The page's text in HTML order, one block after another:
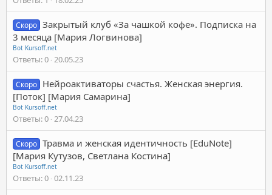
Скоро Закрытый клуб «За чашкой кофе». Подписка на
3 месяца [Мария Логвинова]
Bot Kursoff.net
Ответы 0 20.05.23
Скоро Нейроактиваторы счастья. Женская энергия.
[Поток] [Мария Самарина]
Bot Kursoff.net
Ответы 0 27.04.23
Скоро Травма и женская идентичность [EduNote]
[Мария Кутузов, Светлана Костина]
Bot Kursoff.net
Ответы 0 02.11.23